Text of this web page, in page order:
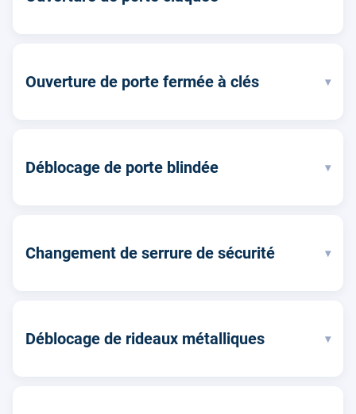
Ouverture de porte fermée à clés ▾
Déblocage de porte blindée ▾
Changement de serrure de sécurité ▾
Déblocage de rideaux métalliques ▾